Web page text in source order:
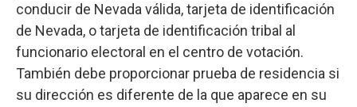
conducir de Nevada válida, tarjeta de identificación
de Nevada, o tarjeta de identificación tribal al
funcionario electoral en el centro de votación.
También debe proporcionar prueba de residencia si
su dirección es diferente de la que aparece en su